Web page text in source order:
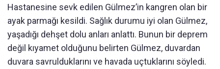
Hastanesine sevk edilen Gülmez’in kangren olan bir
ayak parmağı kesildi. Sağlık durumu iyi olan Gülmez,
yaşadığı dehşet dolu anları anlattı. Bunun bir deprem
değil kıyamet olduğunu belirten Gülmez, duvardan
duvara savrulduklarını ve havada uçtuklarını söyledi.